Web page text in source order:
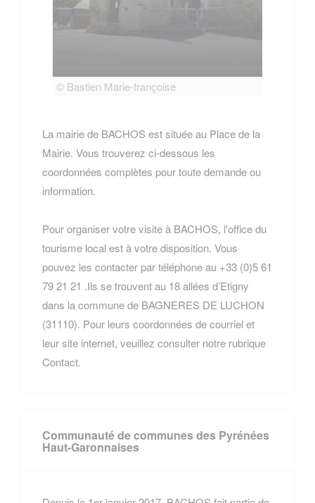
© Bastien Marie-françoise
La mairie de BACHOS est située au Place de la
Mairie. Vous trouverez ci-dessous les
coordonnées complètes pour toute demande ou
information.
Pour organiser votre visite à BACHOS, l'office du
tourisme local est à votre disposition. Vous
pouvez les contacter par téléphone au +33 (0)5 61
79 21 21 .Ils se trouvent au 18 allées d’Etigny
dans la commune de BAGNERES DE LUCHON
(31110). Pour leurs coordonnées de courriel et
leur site internet, veuillez consulter notre rubrique
Contact.
Communauté de communes des Pyrénées
Haut-Garonnaises